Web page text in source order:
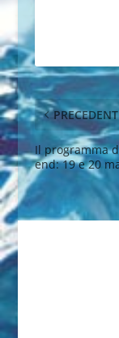
Il programma
end: 19 e 20